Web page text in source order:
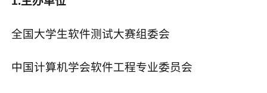
全国大学生软件测试大赛组委会
中国计算机学会软件工程专业委员会